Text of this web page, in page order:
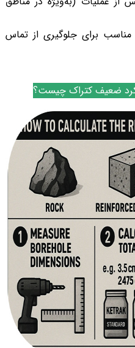
مناسب برای جلوگیری از تماس
ضعیف کتراک چیست؟